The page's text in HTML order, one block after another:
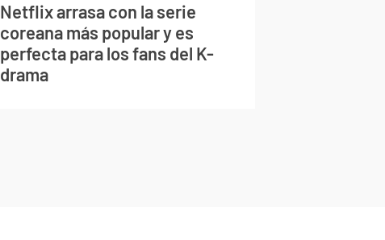
Netflix arrasa con la serie
coreana más popular y es
perfecta para los fans del K-
drama